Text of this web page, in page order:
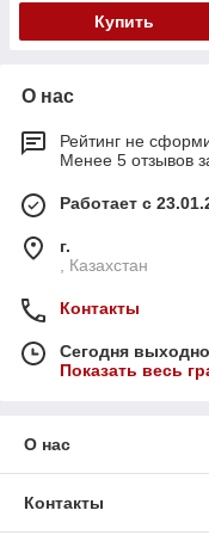
Купить
О нас
Рейтинг не
Менее 5 отзывов
Работает с
г.
, Казахстан
Контакты
Сегодня
Показать весь
О нас
Контакты